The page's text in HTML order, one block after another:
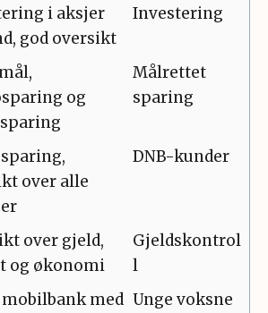
i aksjer
god oversikt
Investering
og
Målrettet
sparing
over alle
DNB-kunder
over gjeld,
og økonomi
Gjeldskontrol
l
med Unge voksne